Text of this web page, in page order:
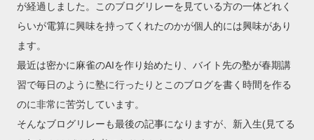
が経過しました。このブログリレーを見ている方の一体どれく
らいが電算に興味を持ってくれたのかが個人的には興味があり
ます。
最近は密かに麻雀のAIを作り始めたり、バイト先の塾が春期講
習で毎日のように塾に行ったりとこのブログを書く時間を作る
のに非常に苦労しています。
そんなブログリレーも最後の記事になりますが、新入生(見てる